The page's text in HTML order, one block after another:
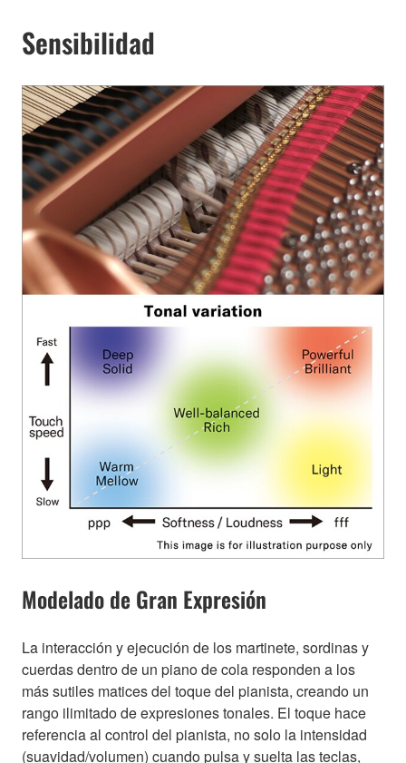
Sensibilidad
Modelado de Gran Expresión
La interacción y ejecución de los martinete, sordinas y
cuerdas dentro de un piano de cola responden a los
más sutiles matices del toque del pianista, creando un
rango ilimitado de expresiones tonales. El toque hace
referencia al control del pianista, no solo la intensidad
(suavidad/volumen) cuando pulsa y suelta las teclas,